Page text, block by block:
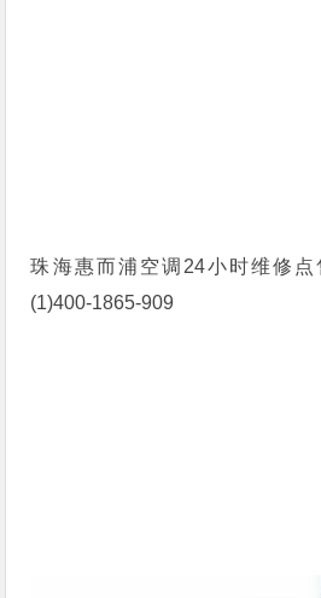
珠海惠而浦空调24小时维修点
(1)400-1865-909